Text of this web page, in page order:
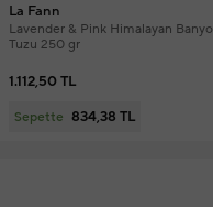
La Fann
Lavender & Pink Himalayan Banyo
Tuzu 250 gr
1.112,50 TL
Sepette 834,38 TL